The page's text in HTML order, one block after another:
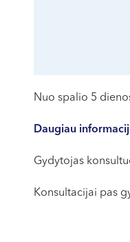
Nuo spalio 5
Daugiau
Gydytojas
Konsultacijai pas